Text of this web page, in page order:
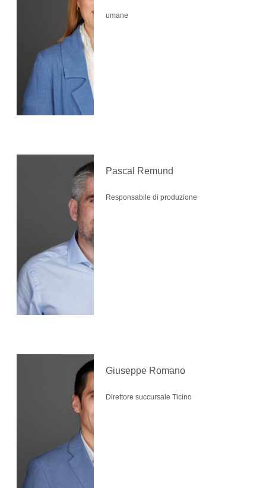
umane
Pascal Remund
Responsabile di produzione
Giuseppe Romano
Direttore succursale Ticino